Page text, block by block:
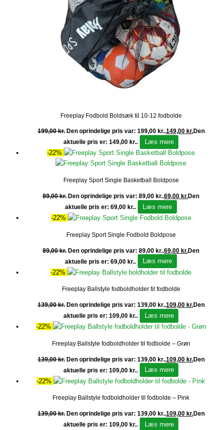
Freeplay Fodbold Boldsæk til 10-12 fodbolde
199,00kr. Den oprindelige pris var: 199,00 kr..149,00 kr.Den
aktuelle pris er: 149,00 kr..
Læs mere
-22%
Freeplay Sport Single Basketball Boldpose
89,00kr. Den oprindelige pris var: 89,00 kr..69,00 kr.Den
aktuelle pris er: 69,00 kr..
Læs mere
-22%
Freeplay Sport Single Fodbold Boldpose
89,00kr. Den oprindelige pris var: 89,00 kr..69,00 kr.Den
aktuelle pris er: 69,00 kr..
Læs mere
-22%
Freeplay Ballstyle fodboldholder til fodbolde
139,00kr. Den oprindelige pris var: 139,00 kr..109,00 kr.Den
aktuelle pris er: 109,00 kr..
Læs mere
-22%
Freeplay Ballstyle fodboldholder til fodbolde – Grøn
139,00kr. Den oprindelige pris var: 139,00 kr..109,00 kr.Den
aktuelle pris er: 109,00 kr..
Læs mere
-22%
Freeplay Ballstyle fodboldholder til fodbolde – Pink
139,00kr. Den oprindelige pris var: 139,00 kr..109,00 kr.Den
aktuelle pris er: 109,00 kr..
Læs mere